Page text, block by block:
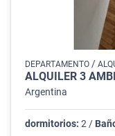
DEPARTAMENTO /
ALQUILER 3
Argentina
dormitorios: 2 /